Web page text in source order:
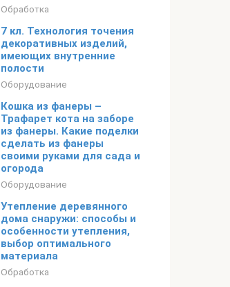
Обработка
7 кл. Технология точения
декоративных изделий,
имеющих внутренние
полости
Оборудование
Кошка из фанеры –
Трафарет кота на заборе
из фанеры. Какие поделки
сделать из фанеры
своими руками для сада и
огорода
Оборудование
Утепление деревянного
дома снаружи: способы и
особенности утепления,
выбор оптимального
материала
Обработка